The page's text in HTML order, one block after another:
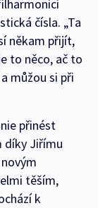
čísla. „Ta
někam přijít,
to něco, ač to
můžou si při
přinést
díky Jiřímu
těším,
k